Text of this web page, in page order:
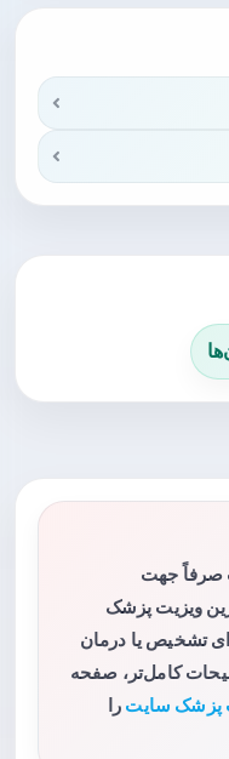
صرفاً جهت
ویزیت پزشک
تشخیص یا درمان
کامل‌تر، صفحه
پزشک سایت را